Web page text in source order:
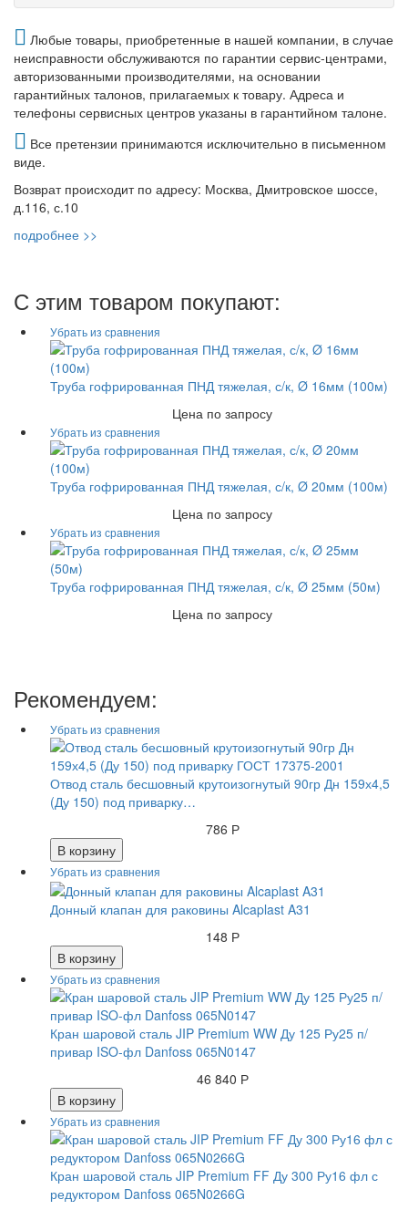
Любые товары, приобретенные в нашей компании, в случае
неисправности обслуживаются по гарантии сервис-центрами,
авторизованными производителями, на основании
гарантийных талонов, прилагаемых к товару. Адреса и
телефоны сервисных центров указаны в гарантийном талоне.
Все претензии принимаются исключительно в письменном
виде.
Возврат происходит по адресу: Москва, Дмитровское шоссе,
д.116, с.10
подробнее >>
С этим товаром покупают:
Труба гофрированная ПНД тяжелая, с/к, Ø 16мм (100м)
Цена по запросу
Труба гофрированная ПНД тяжелая, с/к, Ø 20мм (100м)
Цена по запросу
Труба гофрированная ПНД тяжелая, с/к, Ø 25мм (50м)
Цена по запросу
Рекомендуем:
Отвод сталь бесшовный крутоизогнутый 90гр Дн 159х4,5
(Ду 150) под приварку…
786 Р
В корзину
Донный клапан для раковины Alcaplast A31
148 Р
В корзину
Кран шаровой сталь JIP Premium WW Ду 125 Ру25 п/
привар ISO-фл Danfoss 065N0147
46 840 Р
В корзину
Кран шаровой сталь JIP Premium FF Ду 300 Ру16 фл с
редуктором Danfoss 065N0266G